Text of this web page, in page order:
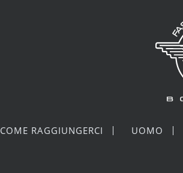
COME RAGGIUNGERCI UOMO